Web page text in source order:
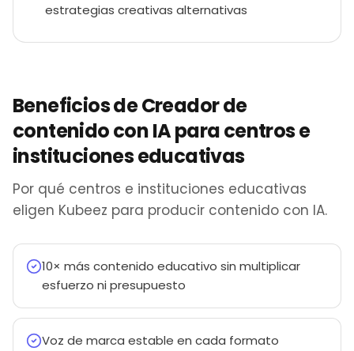
estrategias creativas alternativas
Beneficios de Creador de
contenido con IA para centros e
instituciones educativas
Por qué centros e instituciones educativas
eligen Kubeez para producir contenido con IA.
10× más contenido educativo sin multiplicar
esfuerzo ni presupuesto
Voz de marca estable en cada formato